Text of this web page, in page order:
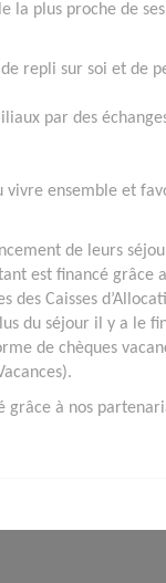
la plus proche de
repli sur soi et de
par des
vivre ensemble et
de leurs
est financé grâce
Caisses
du séjour il y a le
de chèques
grâce à nos